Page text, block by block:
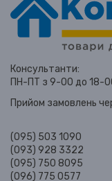
Консультанти:
ПН-ПТ з 9-00 до 18-
Прийом замовлень
(095) 503 1090
(093) 928 3322
(095) 750 8095
(096) 775 0577